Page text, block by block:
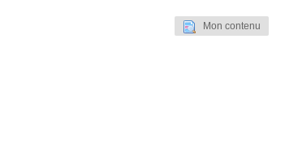
Mon contenu